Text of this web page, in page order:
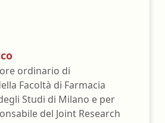
ordinario di
Facoltà di Farmacia
Studi di Milano e per
del Joint Research